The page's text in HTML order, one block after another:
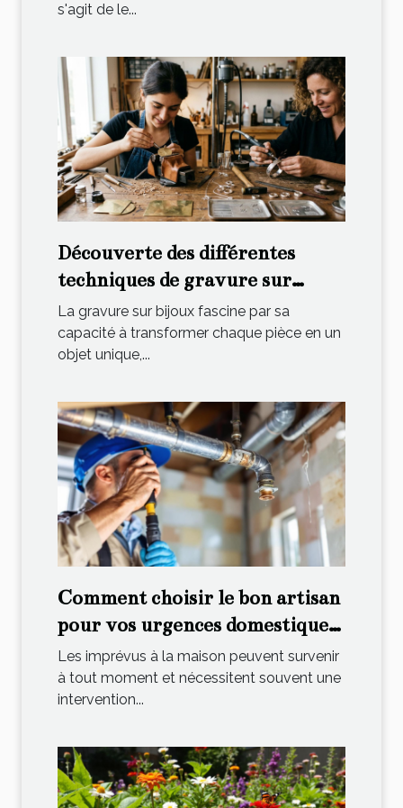
s'agit de le...
Découverte des différentes
techniques de gravure sur
bijoux
La gravure sur bijoux fascine par sa
capacité à transformer chaque pièce en un
objet unique,...
Comment choisir le bon artisan
pour vos urgences domestiques
?
Les imprévus à la maison peuvent survenir
à tout moment et nécessitent souvent une
intervention...